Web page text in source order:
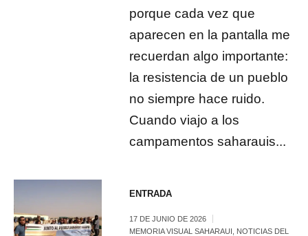
porque cada vez que
aparecen en la pantalla me
recuerdan algo importante:
la resistencia de un pueblo
no siempre hace ruido.
Cuando viajo a los
campamentos saharauis...
ENTRADA
17 DE JUNIO DE 2026
MEMORIA VISUAL SAHARAUI
NOTICIAS DEL